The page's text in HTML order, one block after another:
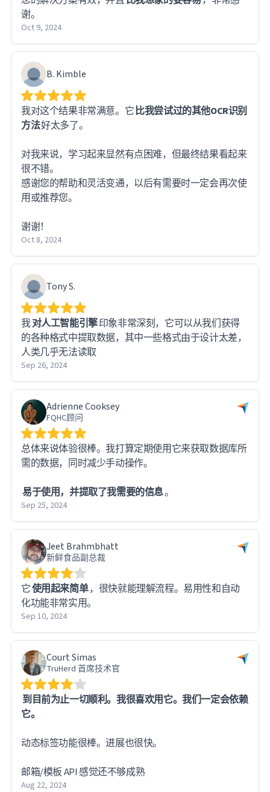
谢。
Oct 9, 2024
B. Kimble
我对这个结果非常满意。它比我尝试过的其他OCR识别
方法好太多了。
对我来说，学习起来显然有点困难，但最终结果看起来
很不错。
感谢您的帮助和灵活变通，以后有需要时一定会再次使
用或推荐您。
谢谢！
Oct 8, 2024
Tony S.
我对人工智能引擎印象非常深刻，它可以从我们获得
的各种格式中提取数据，其中一些格式由于设计太差，
人类几乎无法读取
Sep 26, 2024
Adrienne Cooksey
FQHC顾问
总体来说体验很棒。我打算定期使用它来获取数据库所
需的数据，同时减少手动操作。
易于使用，并提取了我需要的信息。
Sep 25, 2024
Jeet Brahmbhatt
新鲜食品副总裁
它使用起来简单，很快就能理解流程。易用性和自动
化功能非常实用。
Sep 10, 2024
Court Simas
TruHerd 首席技术官
到目前为止一切顺利。我很喜欢用它。我们一定会依赖
它。
动态标签功能很棒。进展也很快。
邮箱/模板 API 感觉还不够成熟
Aug 22, 2024